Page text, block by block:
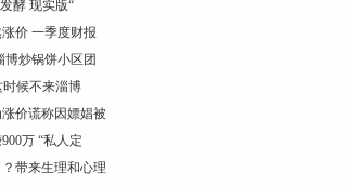
酵 现实版“
价 一季度财报
炒锅饼小区团
时候不来淄博
价谎称因嫖娼被
万 “私人定
带来生理和心理